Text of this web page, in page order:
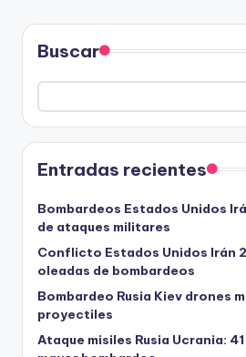
Buscar
Entradas recientes
Bombardeos Estados Unidos
de ataques militares
Conflicto Estados Unidos Irán
oleadas de bombardeos
Bombardeo Rusia Kiev drones
proyectiles
Ataque misiles Rusia Ucrania: